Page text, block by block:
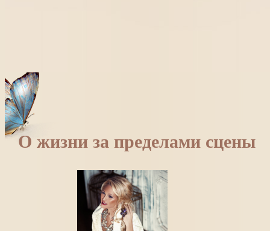
О жизни за пределами сцены